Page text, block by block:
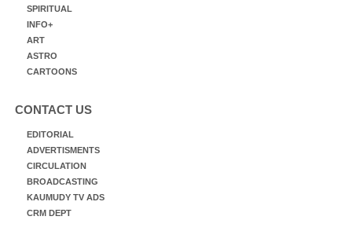
SPIRITUAL
INFO+
ART
ASTRO
CARTOONS
CONTACT US
EDITORIAL
ADVERTISMENTS
CIRCULATION
BROADCASTING
KAUMUDY TV ADS
CRM DEPT